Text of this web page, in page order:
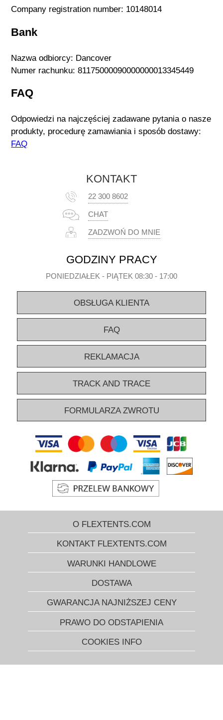
Company registration number: 10148014
Bank
Nazwa odbiorcy: Dancover
Numer rachunku: 81175000090000000013345449
FAQ
Odpowiedzi na najczęściej zadawane pytania o nasze
produkty, procedurę zamawiania i sposób dostawy:
FAQ
KONTAKT
22 300 8602
CHAT
ZADZWOŃ DO MNIE
GODZINY PRACY
PONIEDZIAŁEK - PIĄTEK 08:30 - 17:00
OBSŁUGA KLIENTA
FAQ
REKLAMACJA
TRACK AND TRACE
FORMULARZA ZWROTU
O FLEXTENTS.COM
KONTAKT FLEXTENTS.COM
WARUNKI HANDLOWE
DOSTAWA
GWARANCJA NAJNIŻSZEJ CENY
PRAWO DO ODSTAPIENIA
COOKIES INFO